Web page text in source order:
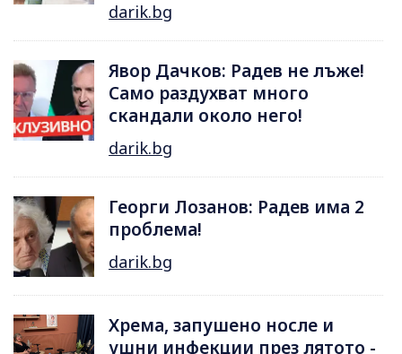
darik.bg
Явор Дачков: Радев не лъже!
Само раздухват много
скандали около него!
darik.bg
Георги Лозанов: Радев има 2
проблема!
darik.bg
Хрема, запушено носле и
ушни инфекции през лятотo -